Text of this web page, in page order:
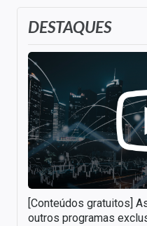
DESTAQUES
[Conteúdos gratuitos]
outros programas